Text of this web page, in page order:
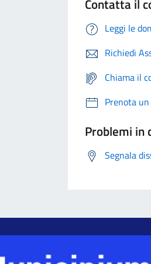
Contatta il
Leggi le
Richiedi
Chiama il
Prenota
Problemi in
Segnala